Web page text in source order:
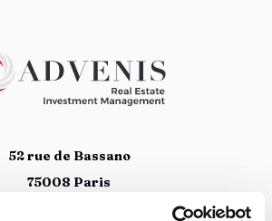
52 rue de Bassano
75008 Paris